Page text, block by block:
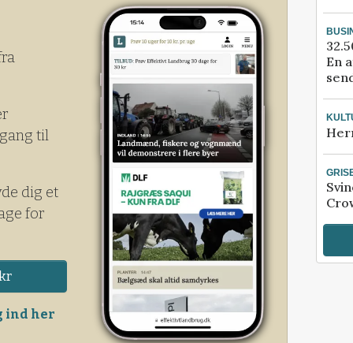
til
dig et
for
ind her
En